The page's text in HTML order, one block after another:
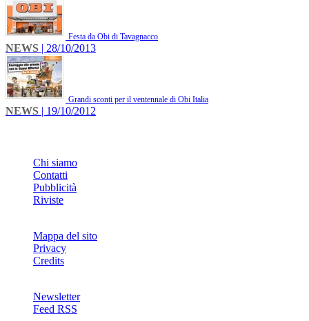
Festa da Obi di Tavagnacco
NEWS | 28/10/2013
Grandi sconti per il ventennale di Obi Italia
NEWS | 19/10/2012
Chi siamo
Contatti
Pubblicità
Riviste
Mappa del sito
Privacy
Credits
Newsletter
Feed RSS